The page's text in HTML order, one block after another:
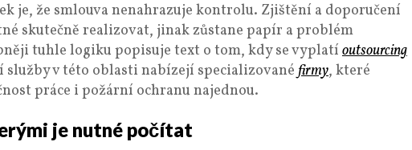
je, že smlouva nenahrazuje kontrolu. Zjištění a doporučení
skutečně realizovat, jinak zůstane papír a problém
tuhle logiku popisuje text o tom, kdy se vyplatí outsourcing
služby v této oblasti nabízejí specializovanéfirmy, které
práce i požární ochranu najednou.
je nutné počítat